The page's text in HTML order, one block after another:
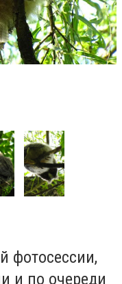
фотосессии,
и по очереди